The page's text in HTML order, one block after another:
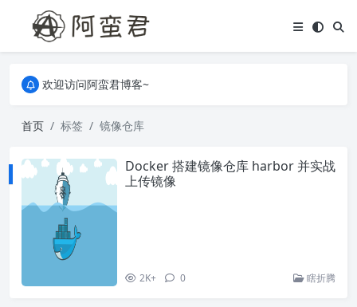
关于本站，有任何疑问都可以评论或留言。
欢迎访问阿蛮君博客~
欢迎访问阿蛮君博客~
首页 标签 镜像仓库
Docker 搭建镜像仓库 harbor 并实战
上传镜像
2K+ 0 瞎折腾